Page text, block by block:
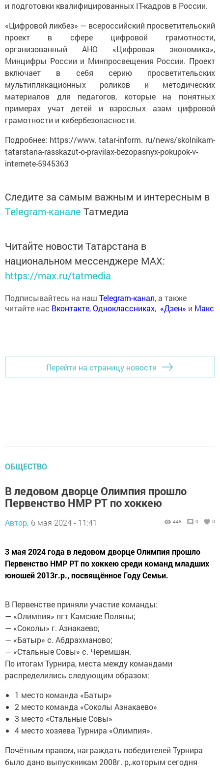
и подготовки квалифицированных IT-кадров в России.
«Цифровой ликбез» — всероссийский просветительский
проект в сфере цифровой грамотности,
организованный АНО «Цифровая экономика»,
Минцифры России и Минпросвещения России. Проект
включает в себя серию просветительских
мультипликационных роликов и методических
материалов для педагогов, которые на понятных
примерах учат детей и взрослых азам цифровой
грамотности и кибербезопасности.
Подробнее: https://www. tatar-inform. ru/news/skolnikam-
tatarstana-rasskazut-o-pravilax-bezopasnyx-pokupok-v-
internete-5945363
Следите за самым важным и интересным в
Telegram-канале Татмедиа
Читайте новости Татарстана в
национальном мессенджере MАХ:
https://max.ru/tatmedia
Подписывайтесь на наш Telegram-канал, а также
читайте нас Вконтакте,Одноклассниках, «Дзен» и Макс
Перейти на страницу новости
ОБЩЕСТВО
В ледовом дворце Олимпия прошло
Первенство НМР РТ по хоккею
Автор, 6 мая 2024 - 11:41 448 0 0
3 мая 2024 года в ледовом дворце Олимпия прошло
Первенство НМР РТ по хоккею среди команд младших
юношей 2013г.р., посвящённое Году Семьи.
В Первенстве приняли участие команды:
— «Олимпия» пгт Камские Поляны;
— «Соколы» г. Азнакаево;
— «Батыр» с. Абдрахманово;
— «Стальные Совы» с. Черемшан.
По итогам Турнира, места между командами
распределились следующим образом:
1 место команда «Батыр»
2 место команда «Соколы Азнакаево»
3 место «Стальные Совы»
4 место хозяева Турнира «Олимпия».
Почётным правом, награждать победителей Турнира
было дано выпускникам 2008г. р,.которым сегодня